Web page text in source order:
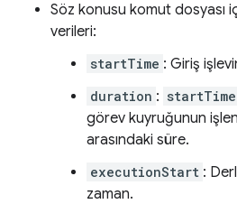
Söz konusu komut dosyası
verileri:
startTime : Giriş
duration : startTime
görev kuyruğunun
arasındaki süre.
executionStart :
zaman.